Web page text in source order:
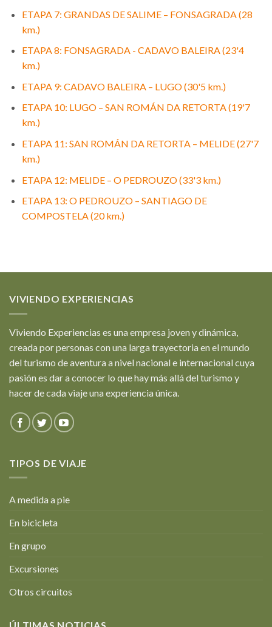
ETAPA 7: GRANDAS DE SALIME – FONSAGRADA (28
km.)
ETAPA 8: FONSAGRADA - CADAVO BALEIRA (23'4
km.)
ETAPA 9: CADAVO BALEIRA – LUGO (30'5 km.)
ETAPA 10: LUGO – SAN ROMÁN DA RETORTA (19'7
km.)
ETAPA 11: SAN ROMÁN DA RETORTA – MELIDE (27'7
km.)
ETAPA 12: MELIDE – O PEDROUZO (33'3 km.)
ETAPA 13: O PEDROUZO – SANTIAGO DE
COMPOSTELA (20 km.)
VIVIENDO EXPERIENCIAS
Viviendo Experiencias es una empresa joven y dinámica,
creada por personas con una larga trayectoria en el mundo
del turismo de aventura a nivel nacional e internacional cuya
pasión es dar a conocer lo que hay más allá del turismo y
hacer de cada viaje una experiencia única.
TIPOS DE VIAJE
A medida a pie
En bicicleta
En grupo
Excursiones
Otros circuitos